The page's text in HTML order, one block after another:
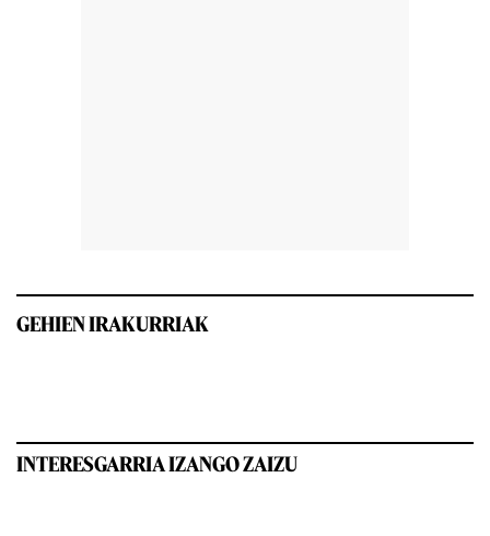
GEHIEN IRAKURRIAK
INTERESGARRIA IZANGO ZAIZU